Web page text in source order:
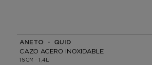
ANETO - QUID
CAZO ACERO INOXIDABLE
16CM - 1,4L